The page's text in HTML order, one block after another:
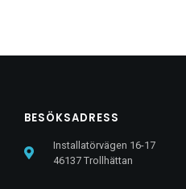
BESÖKSADRESS
Installatörvägen 16-17
46137 Trollhättan